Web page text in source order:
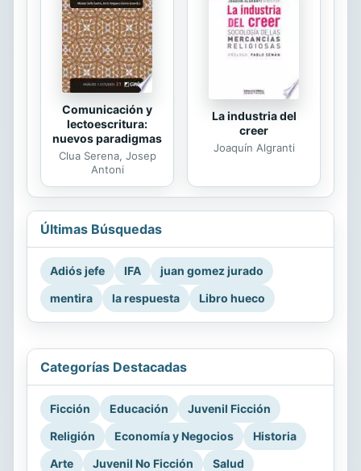
Comunicación y
lectoescritura:
nuevos paradigmas
Clua Serena, Josep
Antoni
La industria del
creer
Joaquín Algranti
Últimas Búsquedas
Adiós jefe IFA
juan gomez jurado
mentira
la respuesta Libro hueco
Categorías Destacadas
Ficción Educación
Juvenil Ficción
Religión
Economía y Negocios
Historia
Arte
Juvenil No Ficción Salud